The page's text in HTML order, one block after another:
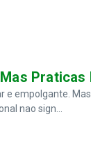
Praticas
empolgante.
nao sign...